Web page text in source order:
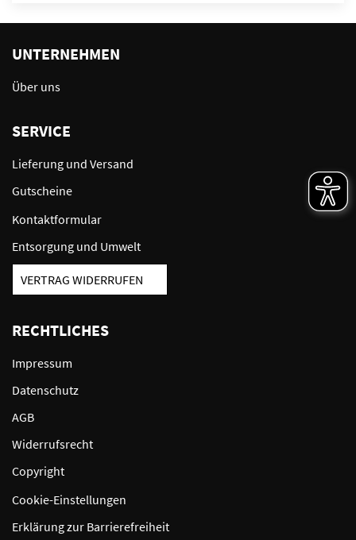
UNTERNEHMEN
Über uns
SERVICE
Lieferung und Versand
Gutscheine
Kontaktformular
Entsorgung und Umwelt
VERTRAG WIDERRUFEN
RECHTLICHES
Impressum
Datenschutz
AGB
Widerrufsrecht
Copyright
Cookie-Einstellungen
Erklärung zur Barrierefreiheit